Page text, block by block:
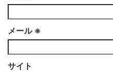
メール ※
サイト